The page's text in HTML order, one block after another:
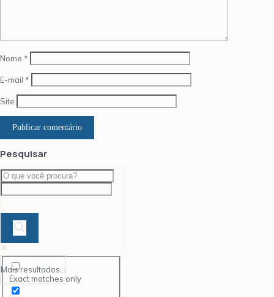
Nome *
E-mail *
Site
Pesquisar
Mais resultados...
Exact matches only